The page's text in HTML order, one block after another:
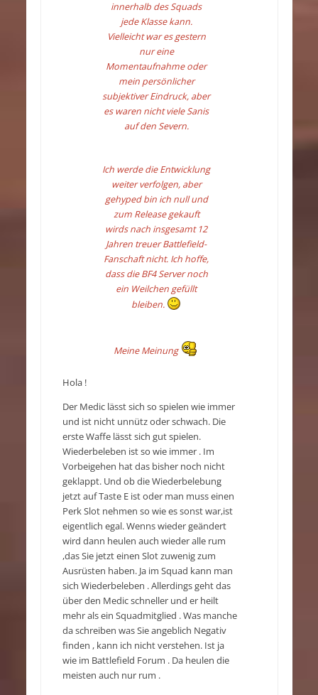
innerhalb des Squads
jede Klasse kann.
Vielleicht war es gestern
nur eine
Momentaufnahme oder
mein persönlicher
subjektiver Eindruck, aber
es waren nicht viele Sanis
auf den Severn.
Ich werde die Entwicklung
weiter verfolgen, aber
gehyped bin ich null und
zum Release gekauft
wirds nach insgesamt 12
Jahren treuer Battlefield-
Fanschaft nicht. Ich hoffe,
dass die BF4 Server noch
ein Weilchen gefüllt
bleiben.
Meine Meinung
Hola !
Der Medic lässt sich so spielen wie immer
und ist nicht unnütz oder schwach. Die
erste Waffe lässt sich gut spielen.
Wiederbeleben ist so wie immer . Im
Vorbeigehen hat das bisher noch nicht
geklappt. Und ob die Wiederbelebung
jetzt auf Taste E ist oder man muss einen
Perk Slot nehmen so wie es sonst war,ist
eigentlich egal. Wenns wieder geändert
wird dann heulen auch wieder alle rum
,das Sie jetzt einen Slot zuwenig zum
Ausrüsten haben. Ja im Squad kann man
sich Wiederbeleben . Allerdings geht das
über den Medic schneller und er heilt
mehr als ein Squadmitglied . Was manche
da schreiben was Sie angeblich Negativ
finden , kann ich nicht verstehen. Ist ja
wie im Battlefield Forum . Da heulen die
meisten auch nur rum .